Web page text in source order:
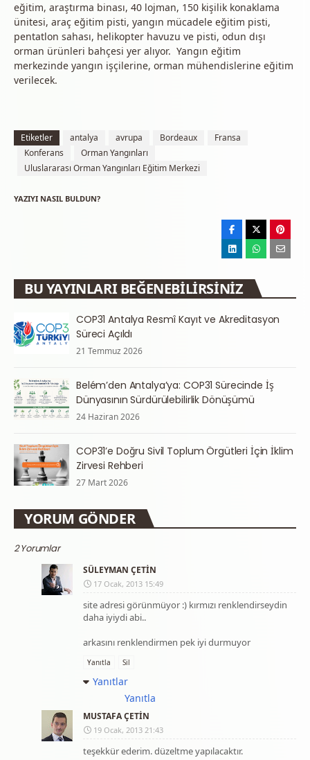
eğitim, araştırma binası, 40 lojman, 150 kişilik konaklama
ünitesi, araç eğitim pisti, yangın mücadele eğitim pisti,
pentatlon sahası, helikopter havuzu ve pisti, odun dışı
orman ürünleri bahçesi yer alıyor. Yangın eğitim
merkezinde yangın işçilerine, orman mühendislerine eğitim
verilecek.
Etiketler antalya avrupa Bordeaux
Fransa
Konferans
Orman Yangınları
Uluslararası Orman Yangınları Eğitim Merkezi
YAZIYI NASIL BULDUN?
BU YAYINLARI BEĞENEBILIRSINIZ
COP31 Antalya Resmî Kayıt ve Akreditasyon
Süreci Açıldı
21 Temmuz 2026
Belém’den Antalya’ya: COP31 Sürecinde İş
Dünyasının Sürdürülebilirlik Dönüşümü
24 Haziran 2026
COP31’e Doğru Sivil Toplum Örgütleri İçin İklim
Zirvesi Rehberi
27 Mart 2026
YORUM GÖNDER
2 Yorumlar
SÜLEYMAN ÇETİN
17 Ocak, 2013 15:49
site adresi görünmüyor :) kırmızı renklendirseydin
daha iyiydi abi..
arkasını renklendirmen pek iyi durmuyor
Yanıtla Sil
Yanıtlar
Yanıtla
MUSTAFA ÇETIN
19 Ocak, 2013 21:43
teşekkür ederim. düzeltme yapılacaktır.